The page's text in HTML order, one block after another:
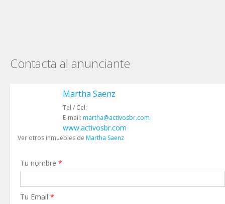
Contacta al anunciante
Martha Saenz
Tel / Cel:
E-mail: martha@activosbr.com
www.activosbr.com
Ver otros inmuebles de Martha Saenz
Tu nombre *
Tu Email *